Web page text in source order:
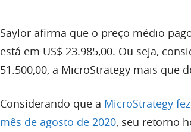
Saylor afirma que o preço médio
está em US$ 23.985,00. Ou seja,
51.500,00, a MicroStrategy mais que
Considerando que a MicroStrategy
mês de agosto de 2020, seu retorno